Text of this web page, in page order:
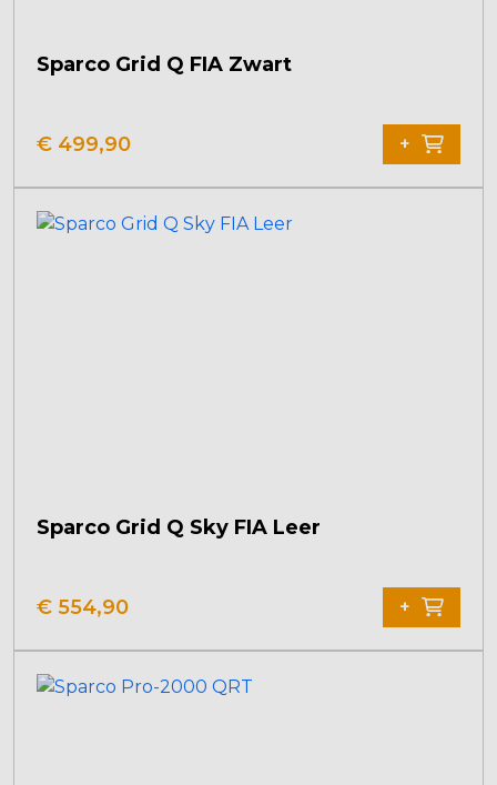
Sparco Grid Q FIA Zwart
€ 499,90 +
Sparco Grid Q Sky FIA Leer
€ 554,90 +